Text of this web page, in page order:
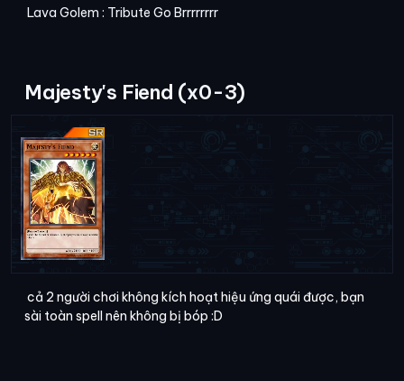
Lava Golem : Tribute Go Brrrrrrrr
Majesty's Fiend (x0-3)
cả 2 người chơi không kích hoạt hiệu ứng quái được, bạn
sài toàn spell nên không bị bóp :D